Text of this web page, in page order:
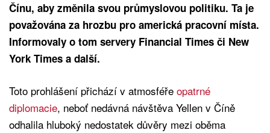
Čínu, aby změnila svou průmyslovou politiku. Ta je
považována za hrozbu pro americká pracovní místa.
Informovaly o tom servery Financial Times či New
York Times a další.
Toto prohlášení přichází v atmosféře opatrné
diplomacie, neboť nedávná návštěva Yellen v Číně
odhalila hluboký nedostatek důvěry mezi oběma